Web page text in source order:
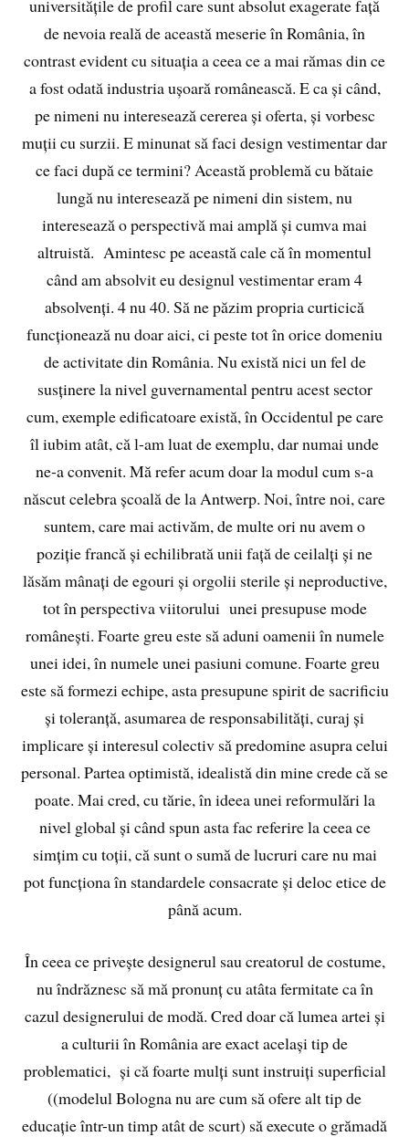
universitățile de profil care sunt absolut exagerate față
de nevoia reală de această meserie în România, în
contrast evident cu situația a ceea ce a mai rămas din ce
a fost odată industria ușoară românească. E ca și când,
pe nimeni nu interesează cererea și oferta, și vorbesc
muții cu surzii. E minunat să faci design vestimentar dar
ce faci după ce termini? Această problemă cu bătaie
lungă nu interesează pe nimeni din sistem, nu
interesează o perspectivă mai amplă și cumva mai
altruistă. Amintesc pe această cale că în momentul
când am absolvit eu designul vestimentar eram 4
absolvenți. 4 nu 40. Să ne păzim propria curticică
funcționează nu doar aici, ci peste tot în orice domeniu
de activitate din România. Nu există nici un fel de
susținere la nivel guvernamental pentru acest sector
cum, exemple edificatoare există, în Occidentul pe care
îl iubim atât, că l-am luat de exemplu, dar numai unde
ne-a convenit. Mă refer acum doar la modul cum s-a
născut celebra școală de la Antwerp. Noi, între noi, care
suntem, care mai activăm, de multe ori nu avem o
poziție francă și echilibrată unii față de ceilalți și ne
lăsăm mânați de egouri și orgolii sterile și neproductive,
tot în perspectiva viitorului unei presupuse mode
românești. Foarte greu este să aduni oamenii în numele
unei idei, în numele unei pasiuni comune. Foarte greu
este să formezi echipe, asta presupune spirit de sacrificiu
și toleranță, asumarea de responsabilități, curaj și
implicare și interesul colectiv să predomine asupra celui
personal. Partea optimistă, idealistă din mine crede că se
poate. Mai cred, cu tărie, în ideea unei reformulări la
nivel global și când spun asta fac referire la ceea ce
simțim cu toții, că sunt o sumă de lucruri care nu mai
pot funcționa în standardele consacrate și deloc etice de
până acum.
În ceea ce privește designerul sau creatorul de costume,
nu îndrăznesc să mă pronunț cu atâta fermitate ca în
cazul designerului de modă. Cred doar că lumea artei și
a culturii în România are exact același tip de
problematici, și că foarte mulți sunt instruiți superficial
((modelul Bologna nu are cum să ofere alt tip de
educație într-un timp atât de scurt) să execute o grămadă